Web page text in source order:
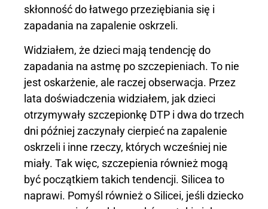
skłonność do łatwego przeziębiania się i
zapadania na zapalenie oskrzeli.
Widziałem, że dzieci mają tendencję do
zapadania na astmę po szczepieniach. To nie
jest oskarżenie, ale raczej obserwacja. Przez
lata doświadczenia widziałem, jak dzieci
otrzymywały szczepionkę DTP i dwa do trzech
dni później zaczynały cierpieć na zapalenie
oskrzeli i inne rzeczy, których wcześniej nie
miały. Tak więc, szczepienia również mogą
być początkiem takich tendencji. Silicea to
naprawi. Pomyśl również o Silicei, jeśli dziecko